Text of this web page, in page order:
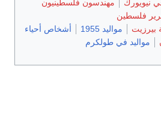
نيويورك
مهندسون فلسطينيون
فلسطين
بيرزيت
مواليد 1955
أشخاص أحياء
مواليد في طولكرم